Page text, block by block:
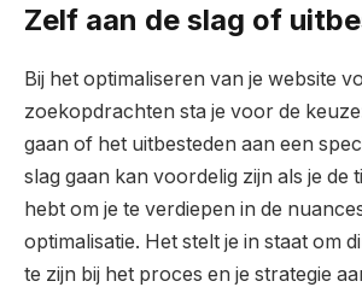
Zelf aan de slag of
Bij het optimaliseren van je website
zoekopdrachten sta je voor de
gaan of het uitbesteden aan een
slag gaan kan voordelig zijn als je de
hebt om je te verdiepen in de
optimalisatie. Het stelt je in staat om
te zijn bij het proces en je strategie